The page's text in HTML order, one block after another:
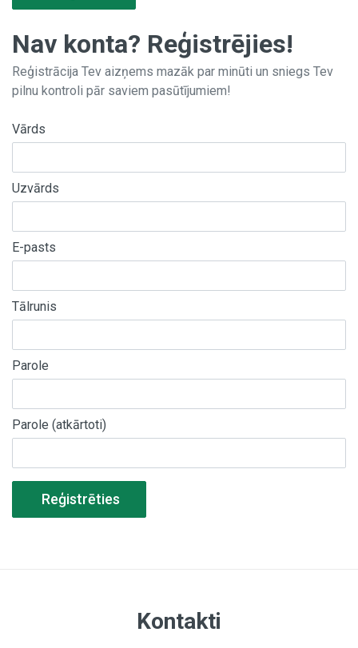
Nav konta? Reģistrējies!
Reģistrācija Tev aizņems mazāk par minūti un sniegs Tev
pilnu kontroli pār saviem pasūtījumiem!
Vārds
Uzvārds
E-pasts
Tālrunis
Parole
Parole (atkārtoti)
Reģistrēties
Kontakti